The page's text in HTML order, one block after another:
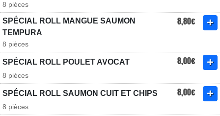
8 pièces
SPÉCIAL ROLL MANGUE SAUMON
TEMPURA
8,80€
8 pièces
SPÉCIAL ROLL POULET AVOCAT 8,00€
8 pièces
SPÉCIAL ROLL SAUMON CUIT ET CHIPS 8,00€
8 pièces